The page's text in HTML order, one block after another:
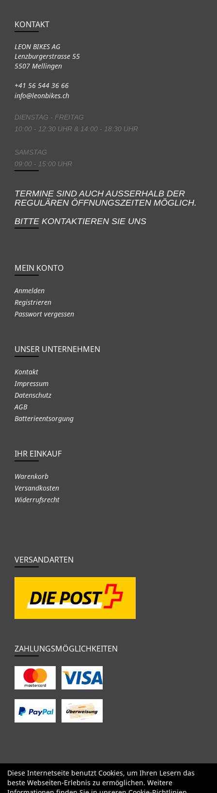
KONTAKT
LEON BIKES AG
Lenzburgerstrasse 55
5507 Mellingen
+41 56 544 36 66
info@leonbikes.ch
DIENSTAG - FREITAG
10:00 - 12:30 UHR & 14:00 - 18:30 UHR
SAMSTAG
09:00 - 15:00 UHR
TERMINE SIND AUCH AUSSERHALB DER
REGULÄREN ÖFFNUNGSZEITEN MÖGLICH.
BITTE KONTAKTIEREN SIE UNS
MEIN KONTO
Anmelden
Registrieren
Passwort vergessen
UNSER UNTERNEHMEN
Kontakt
Impressum
Datenschutz
AGB
Batterieentsorgung
IHR EINKAUF
Warenkorb
Versandkosten
Widerrufsrecht
VERSANDARTEN
ZAHLUNGSMÖGLICHKEITEN
SALE Specialized Factor Cervélo BMC Orbea
Yeti
Pinarello
OPEN Kids / BMX Komponenten Bekleidung
Diese Internetseite benutzt Cookies, um Ihren Lesern das
beste Webseiten-Erlebnis zu ermöglichen. Weitere